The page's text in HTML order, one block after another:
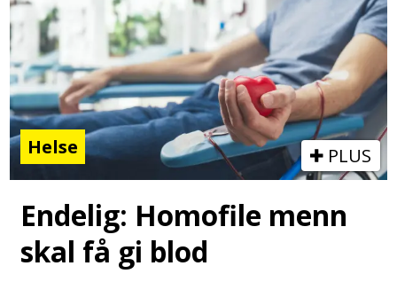
Helse PLUS
Endelig: Homofile menn
skal få gi blod